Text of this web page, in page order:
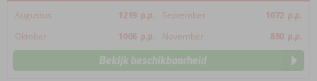
Augustus 1219 p.p. September 1072 p.p.
Oktober
1006 p.p. November 880 p.p.
Bekijk beschikbaarheid